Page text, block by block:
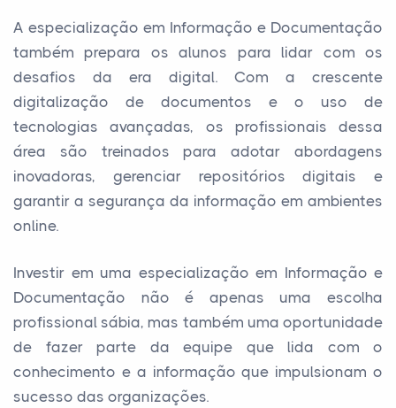
A especialização em Informação e Documentação
também prepara os alunos para lidar com os
desafios da era digital. Com a crescente
digitalização de documentos e o uso de
tecnologias avançadas, os profissionais dessa
área são treinados para adotar abordagens
inovadoras, gerenciar repositórios digitais e
garantir a segurança da informação em ambientes
online.
Investir em uma especialização em Informação e
Documentação não é apenas uma escolha
profissional sábia, mas também uma oportunidade
de fazer parte da equipe que lida com o
conhecimento e a informação que impulsionam o
sucesso das organizações.